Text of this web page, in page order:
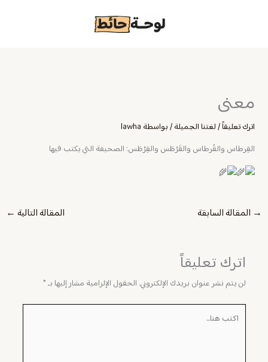
معنى
اترك تعليقاً/لغتنا الجميلة/ بواسطة lawha
القِرطاس والقُرطاس والقَرْطَس والقِرْطَس: الصحيفة التي يكتب فيها
→ المقالة السابقة المقالة التالية ←
اترك تعليقاً
لن يتم نشر عنوان بريدك الإلكتروني. الحقول الإلزامية مشار إليها بـ*